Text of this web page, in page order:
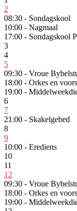
2
08:30 - Sondagskool
10:00 - Nagmaal
17:00 - Sondagskool
3
4
5
09:30 - Vroue
18:00 - Orkes en
19:00 -
6
7
21:00 - Skakelgebed
8
9
10:00 - Erediens
10
11
12
09:30 - Vroue
18:00 - Orkes en
19:00 -